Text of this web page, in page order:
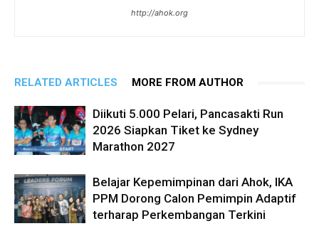
http://ahok.org
RELATED ARTICLES MORE FROM AUTHOR
Diikuti 5.000 Pelari, Pancasakti Run
2026 Siapkan Tiket ke Sydney
Marathon 2027
Belajar Kepemimpinan dari Ahok, IKA
PPM Dorong Calon Pemimpin Adaptif
terharap Perkembangan Terkini